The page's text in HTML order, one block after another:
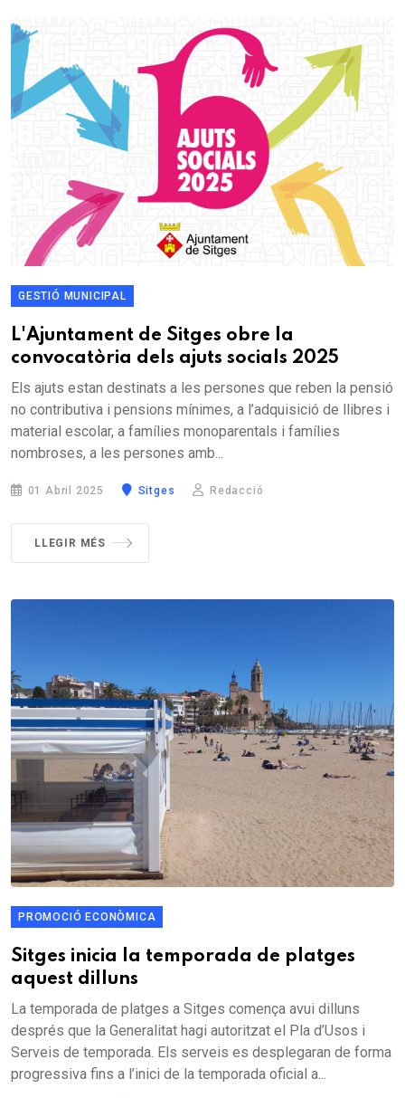
GESTIÓ MUNICIPAL
L'Ajuntament de Sitges obre la
convocatòria dels ajuts socials 2025
Els ajuts estan destinats a les persones que reben la pensió
no contributiva i pensions mínimes, a l’adquisició de llibres i
material escolar, a famílies monoparentals i famílies
nombroses, a les persones amb...
01 Abril 2025 Sitges Redacció
LLEGIR MÉS
PROMOCIÓ ECONÒMICA
Sitges inicia la temporada de platges
aquest dilluns
La temporada de platges a Sitges comença avui dilluns
després que la Generalitat hagi autoritzat el Pla d’Usos i
Serveis de temporada. Els serveis es desplegaran de forma
progressiva fins a l’inici de la temporada oficial a...